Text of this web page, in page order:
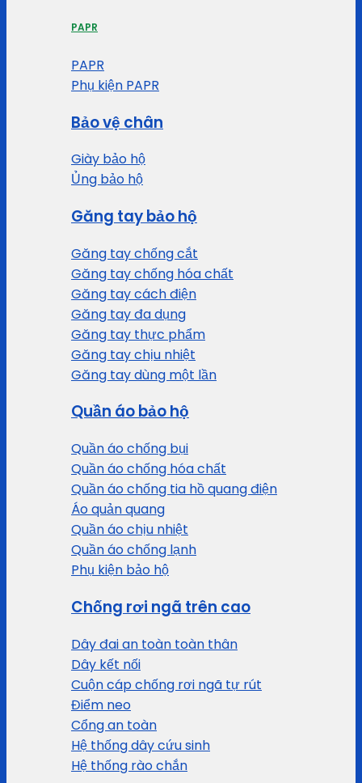
PAPR
PAPR
Phụ kiện PAPR
Bảo vệ chân
Giày bảo hộ
Ủng bảo hộ
Găng tay bảo hộ
Găng tay chống cắt
Găng tay chống hóa chất
Găng tay cách điện
Găng tay đa dụng
Găng tay thực phẩm
Găng tay chịu nhiệt
Găng tay dùng một lần
Quần áo bảo hộ
Quần áo chống bụi
Quần áo chống hóa chất
Quần áo chống tia hồ quang điện
Áo quản quang
Quần áo chịu nhiệt
Quần áo chống lạnh
Phụ kiện bảo hộ
Chống rơi ngã trên cao
Dây đai an toàn toàn thân
Dây kết nối
Cuộn cáp chống rơi ngã tự rút
Điểm neo
Cổng an toàn
Hệ thống dây cứu sinh
Hệ thống rào chắn